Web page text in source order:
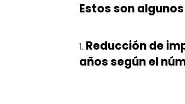
Estos son
Reducción de
años según el